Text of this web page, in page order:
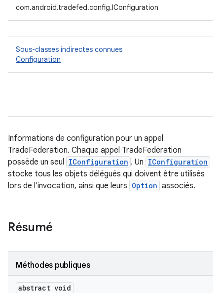
com.android.tradefed.config.IConfiguration
Sous-classes indirectes connues
Configuration
Informations de configuration pour un appel
TradeFederation. Chaque appel TradeFederation
possède un seul IConfiguration . Un IConfiguration
stocke tous les objets délégués qui doivent être utilisés
lors de l'invocation, ainsi que leurs Option associés.
Résumé
Méthodes publiques
abstract void